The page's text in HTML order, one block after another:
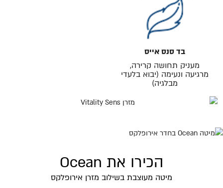
בד סנס אייס
מעניק תחושה קרירה,
מרגיעה ונעימה (יבוא בלעדי
מבלגיה)
הכירו את Ocean
מיטה מעוצבת בשילוב מזרן אירופלקס